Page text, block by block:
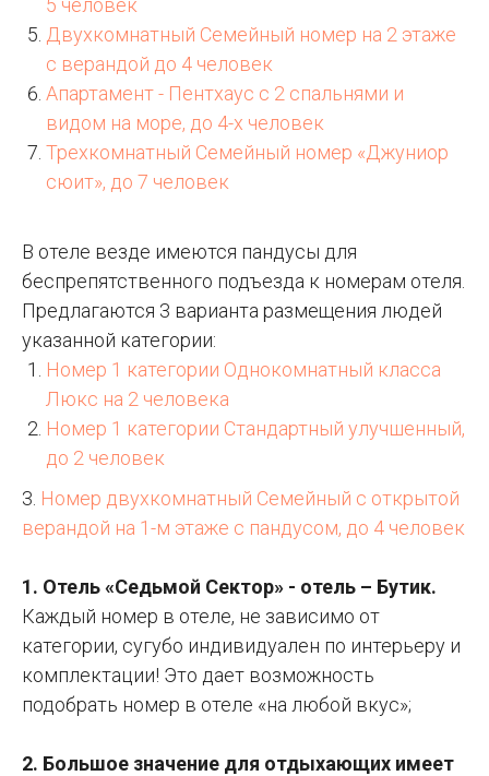
Двухкомнатный Семейный номер на 2 этаже
с верандой до 4 человек
Апартамент - Пентхаус с 2 спальнями и
видом на море, до 4-х человек
Трехкомнатный Семейный номер «Джуниор
сюит», до 7 человек
В отеле везде имеются пандусы для
беспрепятственного подъезда к номерам отеля.
Предлагаются 3 варианта размещения людей
указанной категории:
Номер 1 категории Однокомнатный класса
Люкс на 2 человека
Номер 1 категории Стандартный улучшенный,
до 2 человек
3. Номер двухкомнатный Семейный с открытой
верандой на 1-м этаже с пандусом, до 4 человек
1. Отель «Седьмой Сектор» - отель – Бутик.
Каждый номер в отеле, не зависимо от
категории, сугубо индивидуален по интерьеру и
комплектации! Это дает возможность
подобрать номер в отеле «на любой вкус»;
2. Большое значение для отдыхающих имеет